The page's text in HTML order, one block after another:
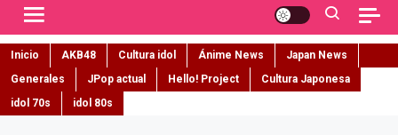
Inicio AKB48 Cultura idol Ánime News
Japan News
Generales
JPop actual Hello! Project
Cultura Japonesa
idol 70s
idol 80s